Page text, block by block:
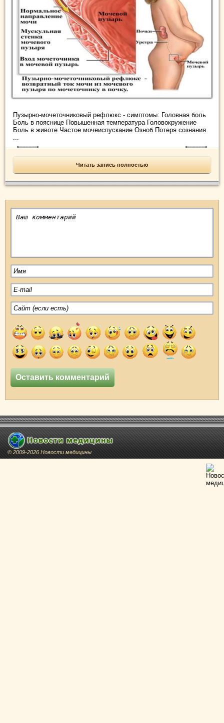
Пузырно-мочеточниковый рефлюкс - симптомы: Головная боль
Боль в пояснице Повышенная температура Головокружение
Боль в животе Частое мочеиспускание Озноб Потеря сознания
Читать запись полностью
© 2009-2026 Новости медицины